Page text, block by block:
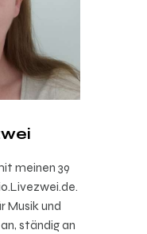
meinen 39
Musik und
ständig an